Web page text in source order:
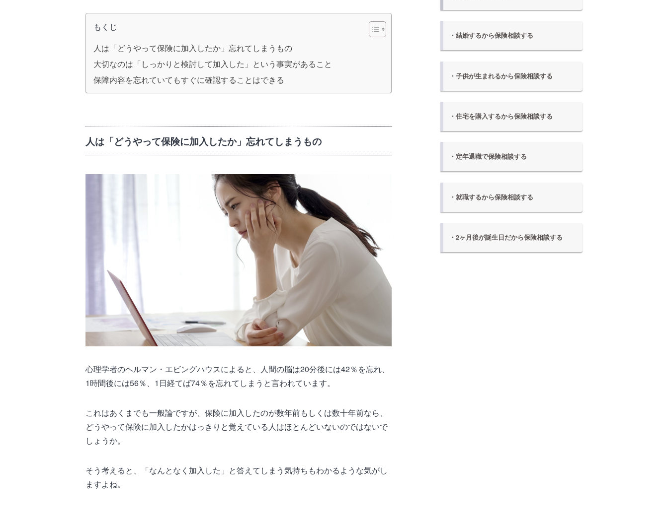
もくじ
人は「どうやって保険に加入したか」忘れてしまうもの
大切なのは「しっかりと検討して加入した」という事実があること
保障内容を忘れていてもすぐに確認することはできる
人は「どうやって保険に加入したか」忘れてしまうもの
心理学者のヘルマン・エビングハウスによると、人間の脳は20分後には42％を忘れ、
1時間後には56％、1日経てば74％を忘れてしまうと言われています。
これはあくまでも一般論ですが、保険に加入したのが数年前もしくは数十年前なら、
どうやって保険に加入したかはっきりと覚えている人はほとんどいないのではないで
しょうか。
そう考えると、「なんとなく加入した」と答えてしまう気持ちもわかるような気がし
ますよね。
・結婚するから保険相談する
・子供が生まれるから保険相談する
・住宅を購入するから保険相談する
・定年退職で保険相談する
・就職するから保険相談する
・2ヶ月後が誕生日だから保険相談する